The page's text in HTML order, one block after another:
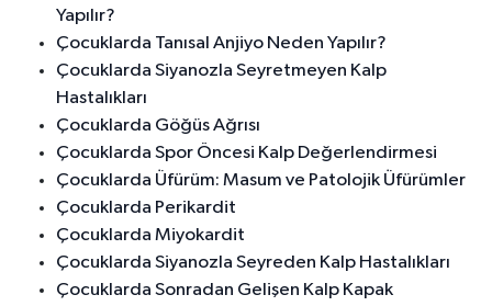
Yapılır?
Çocuklarda Tanısal Anjiyo Neden Yapılır?
Çocuklarda Siyanozla Seyretmeyen Kalp
Hastalıkları
Çocuklarda Göğüs Ağrısı
Çocuklarda Spor Öncesi Kalp Değerlendirmesi
Çocuklarda Üfürüm: Masum ve Patolojik Üfürümler
Çocuklarda Perikardit
Çocuklarda Miyokardit
Çocuklarda Siyanozla Seyreden Kalp Hastalıkları
Çocuklarda Sonradan Gelişen Kalp Kapak